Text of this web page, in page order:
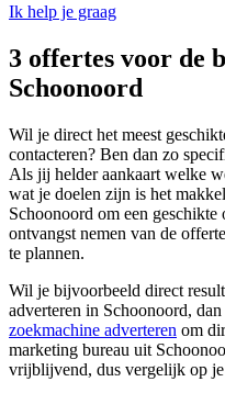
Ik help je graag
3 offertes voor de
Schoonoord
Wil je direct het meest
contacteren? Ben dan zo
Als jij helder aankaart welke
wat je doelen zijn is het
Schoonoord om een
ontvangst nemen van de
te plannen.
Wil je bijvoorbeeld direct
adverteren in Schoonoord,
zoekmachine adverteren om
marketing bureau uit
vrijblijvend, dus vergelijk op